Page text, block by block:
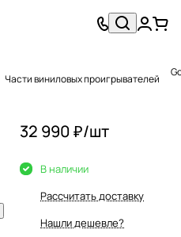
Части виниловых проигрывателей
32 990 ₽/шт
В наличии
Рассчитать доставку
Нашли дешевле?